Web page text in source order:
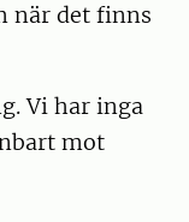
när det finns
Vi har inga
mot